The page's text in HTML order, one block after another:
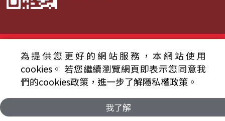
© 2024財團法人中央廣播電臺 版權所有
資通安全政策聲明
服務條款 隱私權條款
為提供您更好的網站服務，本網站使用
cookies。 若您繼續瀏覽網頁即表示您同意我
們的cookies政策，進一步了解隱私權政策。
我了解